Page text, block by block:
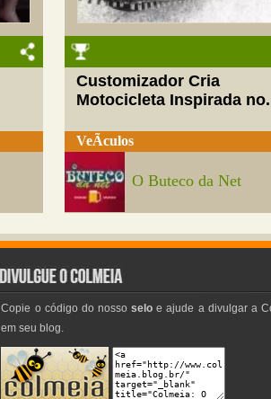
Customizador Cria
Motocicleta Inspirada
VeÃ­culos
O Buteco da Net
Copie o código do nossoselo e ajude a divulgar a
em seu blog.